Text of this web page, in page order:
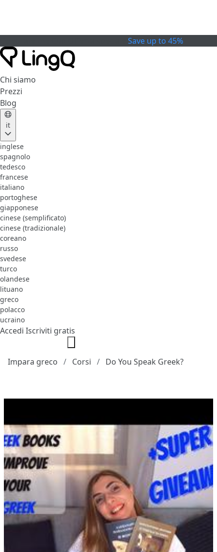
Save up to 45%
Chi siamo
Prezzi
Blog
it
inglese
spagnolo
tedesco
francese
italiano
portoghese
giapponese
cinese (semplificato)
cinese (tradizionale)
coreano
russo
svedese
turco
olandese
lituano
greco
polacco
ucraino
Accedi Iscriviti gratis
Impara greco Corsi Do You Speak Greek?